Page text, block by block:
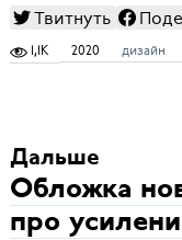
Твитнуть
1,1K 2020 дизайн
Дальше
Обложка
про